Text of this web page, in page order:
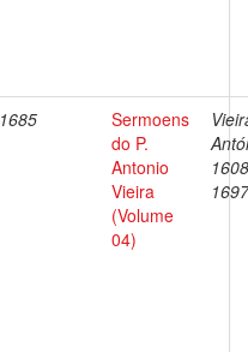
1685
Sermoens
do P.
Antonio
Vieira
(Volume
04)
1697